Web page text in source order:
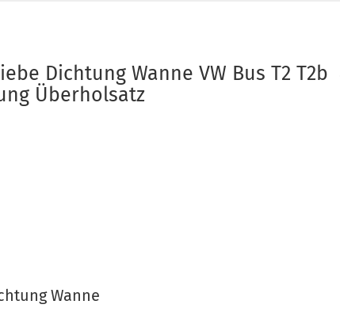
Dichtung Wanne VW Bus T2 T2b
Überholsatz
Wanne